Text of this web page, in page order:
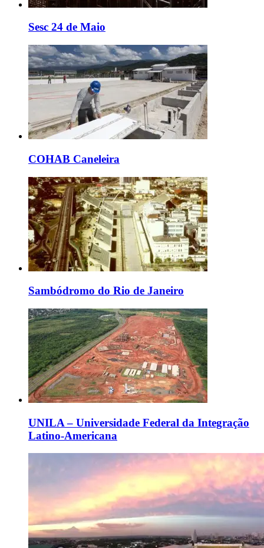
Sesc 24 de Maio
COHAB Caneleira
Sambódromo do Rio de Janeiro
UNILA – Universidade Federal da Integração
Latino-Americana